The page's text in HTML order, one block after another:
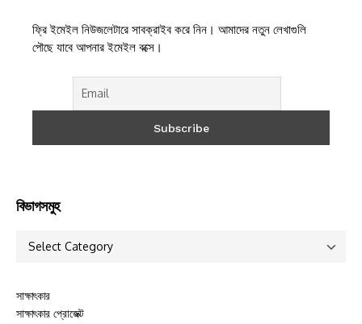
ফ্রি ইমেইল নিউজলেটারে সাবক্রাইব করে নিন। আমাদের নতুন লেখাগুলি
পৌছে যাবে আপনার ইমেইল বক্সে।
বিভাগসমুহ
সাক্ষাৎকার
সাক্ষাৎকার প্রোজেক্ট